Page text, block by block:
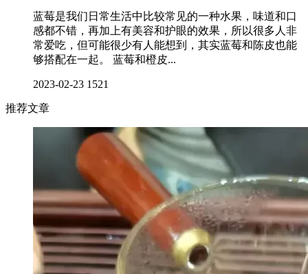
蓝莓是我们日常生活中比较常见的一种水果，味道和口
感都不错，再加上有美容和护眼的效果，所以很多人非
常爱吃，但可能很少有人能想到，其实蓝莓和陈皮也能
够搭配在一起。 蓝莓和橙皮...
2023-02-23 1521
推荐文章